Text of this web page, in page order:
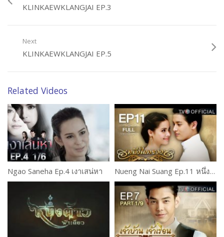
KLINKAEWKLANGJAI EP.3
Next
KLINKAEWKLANGJAI EP.5
Related Videos
Ngao Saneha Ep.4 เงาเสน่หา Nueng Nai Suang Ep.11 หนึ่งในทรวง